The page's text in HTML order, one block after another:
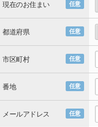
任意
現在のお住まい
任意
都道府県
任意
市区町村
任意
番地
任意
メールアドレス